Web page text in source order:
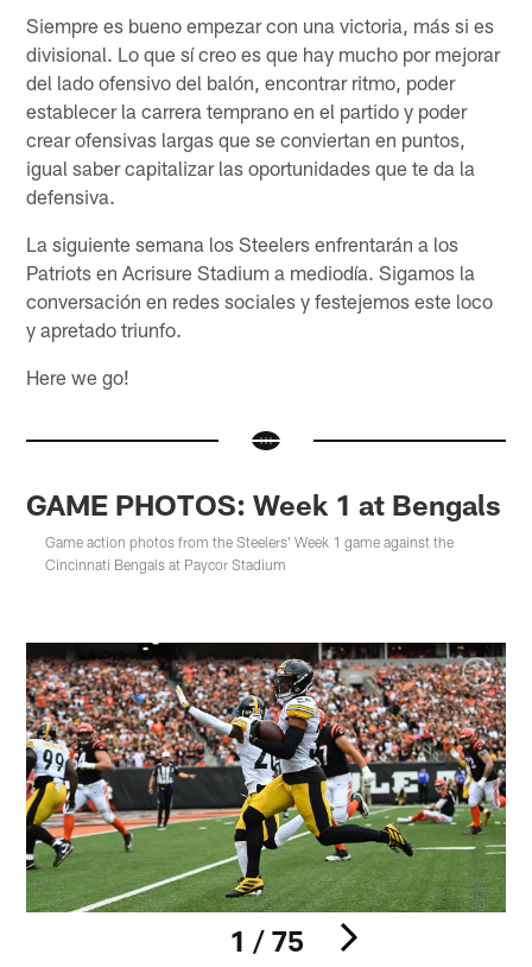
Siempre es bueno empezar con una victoria, más si es
divisional. Lo que sí creo es que hay mucho por mejorar
del lado ofensivo del balón, encontrar ritmo, poder
establecer la carrera temprano en el partido y poder
crear ofensivas largas que se conviertan en puntos,
igual saber capitalizar las oportunidades que te da la
defensiva.
La siguiente semana los Steelers enfrentarán a los
Patriots en Acrisure Stadium a mediodía. Sigamos la
conversación en redes sociales y festejemos este loco
y apretado triunfo.
Here we go!
GAME PHOTOS: Week 1 at Bengals
Game action photos from the Steelers' Week 1 game against the
Cincinnati Bengals at Paycor Stadium
1 / 75